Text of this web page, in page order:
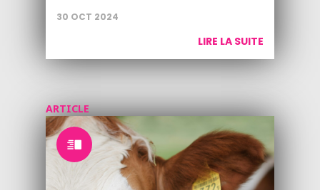
30 OCT 2024
LIRE LA SUITE
ARTICLE